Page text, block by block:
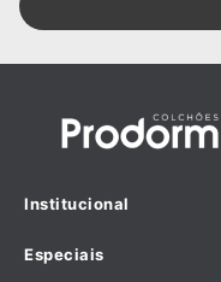
Institucional
Quem Somos
Especiais